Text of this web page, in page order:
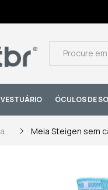
VESTUÁRIO ÓCULOS DE
Steigen Meias Sem Cano Meia Steigen sem